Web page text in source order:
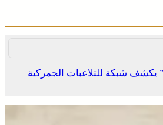
يكشف شبكة للتلاعبات الجمركية